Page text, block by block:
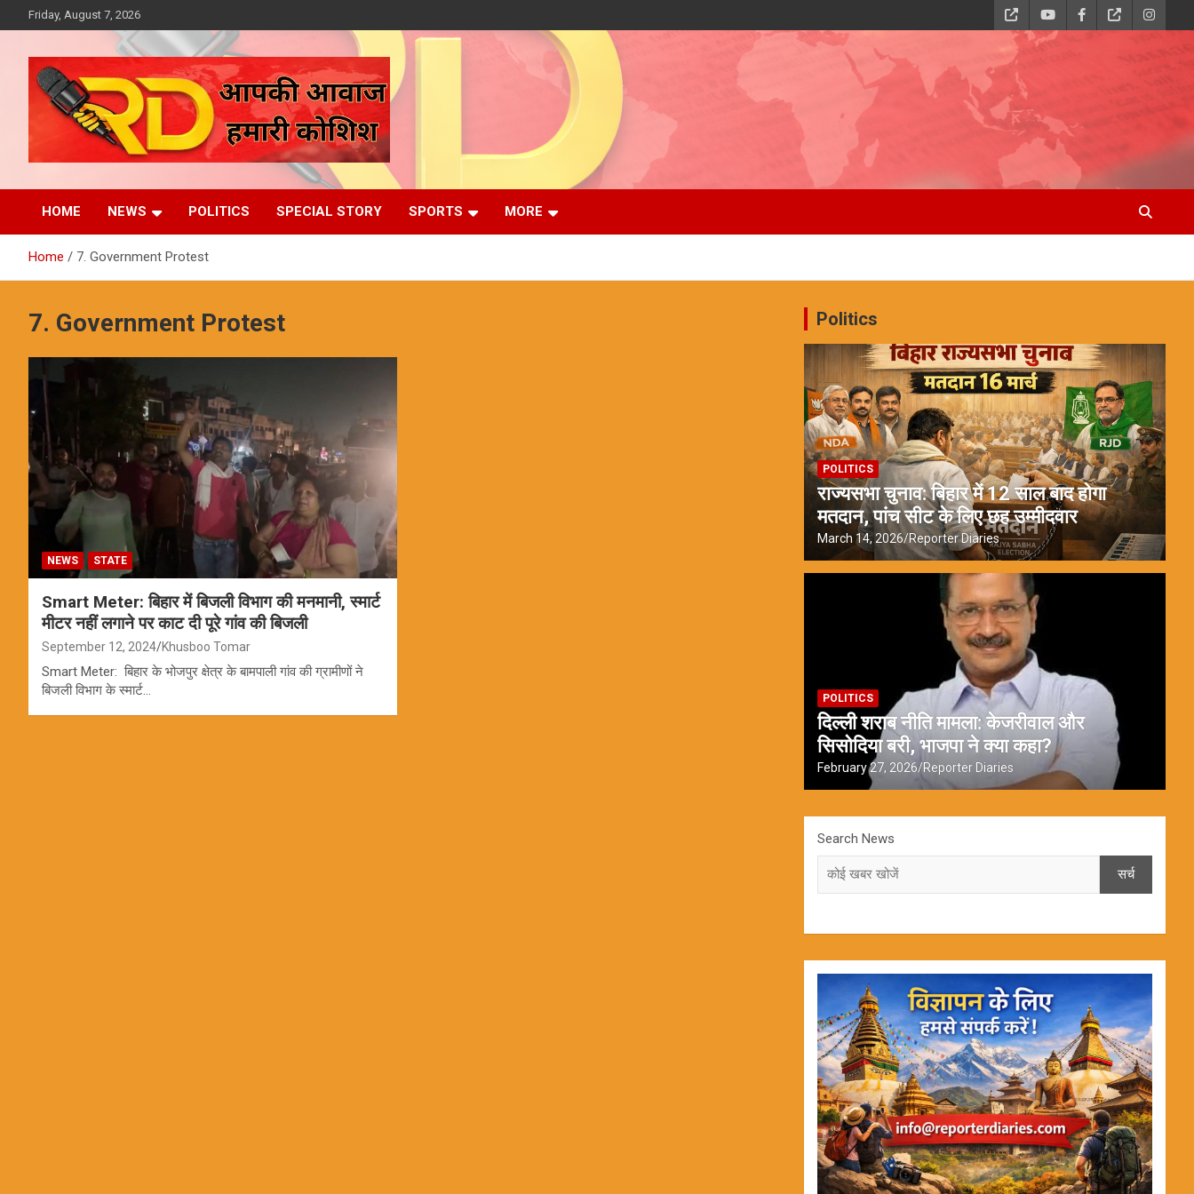
to
Friday, August 7, 2026
Reporter Diaries
HOME NEWS POLITICS SPECIAL STORY SPORTS MORE
Home 7. Government Protest
7. Government Protest
NEWS STATE
Smart Meter: बिहार में बिजली विभाग की मनमानी, स्मार्ट
मीटर नहीं लगाने पर काट दी पूरे गांव की बिजली
September 12, 2024 Khusboo Tomar
Smart Meter: बिहार के भोजपुर क्षेत्र के बामपाली गांव की ग्रामीणों ने
बिजली विभाग के स्मार्ट…
Politics
POLITICS
राज्यसभा चुनाव: बिहार में 12 साल बाद होगा
मतदान, पांच सीट के लिए छह उम्मीदवार
March 14, 2026 Reporter Diaries
POLITICS
दिल्ली शराब नीति मामला: केजरीवाल और
सिसोदिया बरी, भाजपा ने क्या कहा?
February 27, 2026 Reporter Diaries
Search News
सर्च